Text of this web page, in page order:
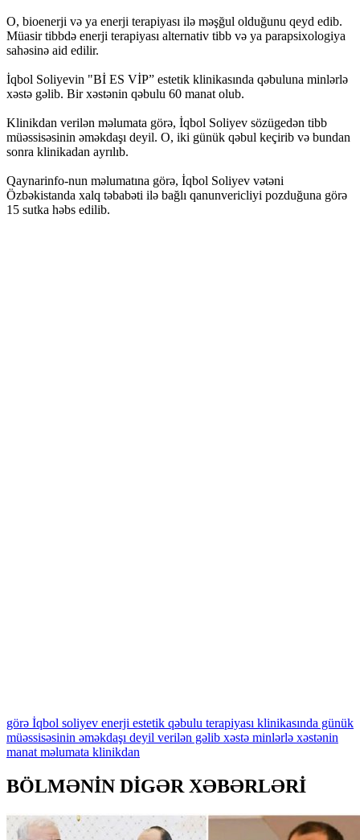
O, bioenerji və ya enerji terapiyası ilə məşğul olduğunu qeyd edib.
Müasir tibbdə enerji terapiyası alternativ tibb və ya parapsixologiya
sahəsinə aid edilir.
İqbol Soliyevin "Bİ ES VİP” estetik klinikasında qəbuluna minlərlə
xəstə gəlib. Bir xəstənin qəbulu 60 manat olub.
Klinikdan verilən məlumata görə, İqbol Soliyev sözügedən tibb
müəssisəsinin əməkdaşı deyil. O, iki günük qəbul keçirib və bundan
sonra klinikadan ayrılıb.
Qaynarinfo-nun məlumatına görə, İqbol Soliyev vətəni
Özbəkistanda xalq təbabəti ilə bağlı qanunvericliyi pozduğuna görə
15 sutka həbs edilib.
görə İqbol soliyev enerji estetik qəbulu terapiyası klinikasında günük
müəssisəsinin əməkdaşı deyil verilən gəlib xəstə minlərlə xəstənin
manat məlumata klinikdan
BÖLMƏNİN DİGƏR XƏBƏRLƏRİ